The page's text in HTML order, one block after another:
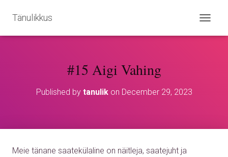
Tänulikkus
O
#15 Aigi Vahing
Published by tanulikon December 29, 2023
Meie tänane saatekülaline on näitleja, saatejuht ja